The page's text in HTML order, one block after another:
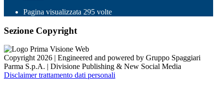
Pagina visualizzata 295 volte
Sezione Copyright
Copyright 2026 | Engineered and powered by Gruppo Spaggiari
Parma S.p.A. | Divisione Publishing & New Social Media
Disclaimer trattamento dati personali